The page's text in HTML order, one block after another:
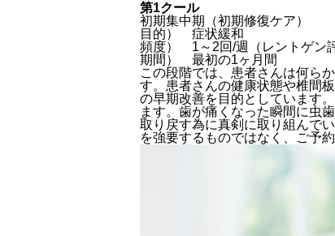
第1クール
初期集中期（初期修復ケア）
目的） 症状緩和
頻度） 1～2回/週（レントゲン
期間） 最初の1ヶ月間
この段階では、患者さんは何ら
す。患者さんの健康状態や椎間
の早期改善を目的としています
ます。歯が痛くなった瞬間に虫
取り戻す為に真剣に取り組んで
を強要するものではなく、ご予